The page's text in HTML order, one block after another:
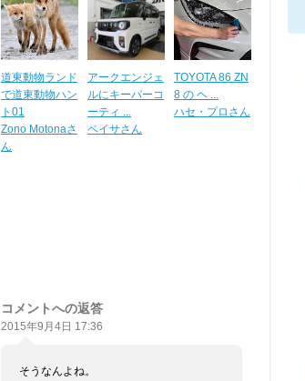
道東動物ランド
で道東動物ハン
ト01
Zono Motonaさ
ん
アークエンジェ
ルにキーパーコ
ーティ ...
ベイサさん
TOYOTA 86 ZN
8 の ヘ ...
ハセ・プロさん
コメントへの返答
2015年9月4日 17:36
そうなんよね。